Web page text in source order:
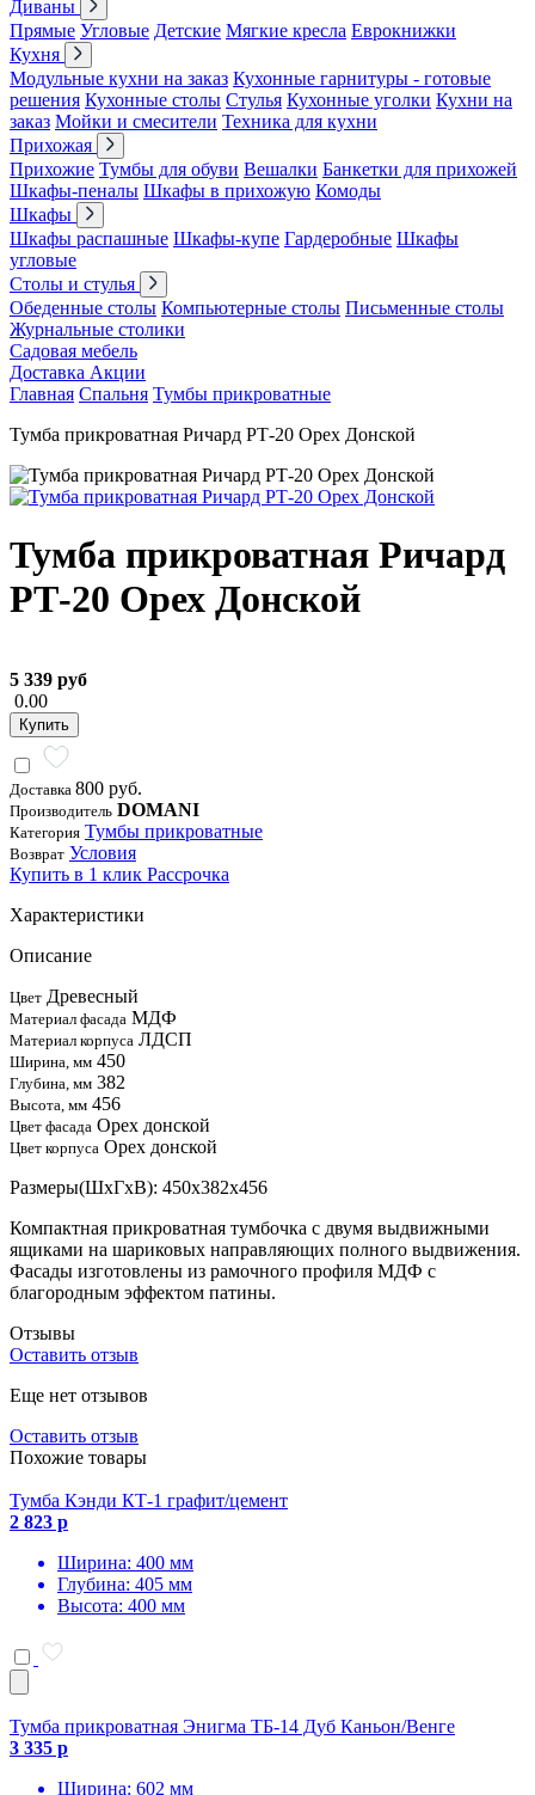
Диваны
Прямые Угловые Детские Мягкие кресла Еврокнижки
Кухня
Модульные кухни на заказ Кухонные гарнитуры - готовые
решения Кухонные столы Стулья Кухонные уголки Кухни на
заказ Мойки и смесители Техника для кухни
Прихожая
Прихожие Тумбы для обуви Вешалки Банкетки для прихожей
Шкафы-пеналы Шкафы в прихожую Комоды
Шкафы
Шкафы распашные Шкафы-купе Гардеробные Шкафы
угловые
Столы и стулья
Обеденные столы Компьютерные столы Письменные столы
Журнальные столики
Садовая мебель
Доставка Акции
Главная Спальня Тумбы прикроватные
Тумба прикроватная Ричард РТ-20 Орех Донской
Тумба прикроватная Ричард
РТ-20 Орех Донской
5 339 руб
0.00
Купить
Доставка 800 руб.
Производитель DOMANI
Категория Тумбы прикроватные
Возврат Условия
Купить в 1 клик Рассрочка
Характеристики
Описание
Цвет Древесный
Материал фасада МДФ
Материал корпуса ЛДСП
Ширина, мм 450
Глубина, мм 382
Высота, мм 456
Цвет фасада Орех донской
Цвет корпуса Орех донской
Размеры(ШхГхВ): 450х382х456
Компактная прикроватная тумбочка с двумя выдвижными
ящиками на шариковых направляющих полного выдвижения.
Фасады изготовлены из рамочного профиля МДФ с
благородным эффектом патины.
Отзывы
Оставить отзыв
Еще нет отзывов
Оставить отзыв
Похожие товары
Тумба Кэнди КТ-1 графит/цемент
2 823 р
Ширина: 400 мм
Глубина: 405 мм
Высота: 400 мм
Тумба прикроватная Энигма ТБ-14 Дуб Каньон/Венге
3 335 р
Ширина: 602 мм